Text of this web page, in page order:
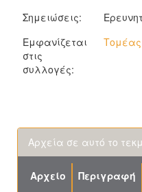
Σημειώσεις:
Εμφανίζεται
στις
συλλογές:
Τομέας
Αρχεία σε αυτό το
Αρχείο Περιγραφή